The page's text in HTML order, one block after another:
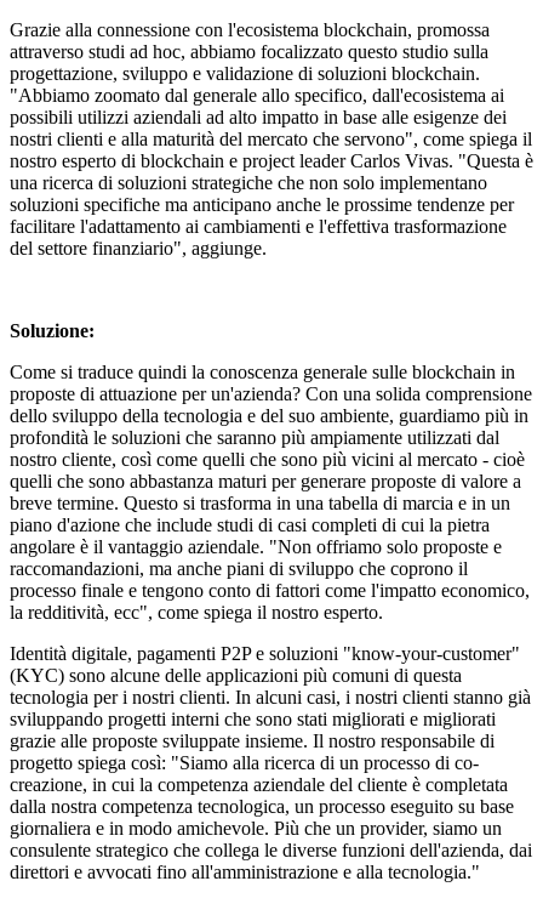
Grazie alla connessione con l'ecosistema blockchain, promossa
attraverso studi ad hoc, abbiamo focalizzato questo studio sulla
progettazione, sviluppo e validazione di soluzioni blockchain.
"Abbiamo zoomato dal generale allo specifico, dall'ecosistema ai
possibili utilizzi aziendali ad alto impatto in base alle esigenze dei
nostri clienti e alla maturità del mercato che servono", come spiega il
nostro esperto di blockchain e project leader Carlos Vivas. "Questa è
una ricerca di soluzioni strategiche che non solo implementano
soluzioni specifiche ma anticipano anche le prossime tendenze per
facilitare l'adattamento ai cambiamenti e l'effettiva trasformazione
del settore finanziario", aggiunge.
Soluzione:
Come si traduce quindi la conoscenza generale sulle blockchain in
proposte di attuazione per un'azienda? Con una solida comprensione
dello sviluppo della tecnologia e del suo ambiente, guardiamo più in
profondità le soluzioni che saranno più ampiamente utilizzati dal
nostro cliente, così come quelli che sono più vicini al mercato - cioè
quelli che sono abbastanza maturi per generare proposte di valore a
breve termine. Questo si trasforma in una tabella di marcia e in un
piano d'azione che include studi di casi completi di cui la pietra
angolare è il vantaggio aziendale. "Non offriamo solo proposte e
raccomandazioni, ma anche piani di sviluppo che coprono il
processo finale e tengono conto di fattori come l'impatto economico,
la redditività, ecc", come spiega il nostro esperto.
Identità digitale, pagamenti P2P e soluzioni "know-your-customer"
(KYC) sono alcune delle applicazioni più comuni di questa
tecnologia per i nostri clienti. In alcuni casi, i nostri clienti stanno già
sviluppando progetti interni che sono stati migliorati e migliorati
grazie alle proposte sviluppate insieme. Il nostro responsabile di
progetto spiega così: "Siamo alla ricerca di un processo di co-
creazione, in cui la competenza aziendale del cliente è completata
dalla nostra competenza tecnologica, un processo eseguito su base
giornaliera e in modo amichevole. Più che un provider, siamo un
consulente strategico che collega le diverse funzioni dell'azienda, dai
direttori e avvocati fino all'amministrazione e alla tecnologia."